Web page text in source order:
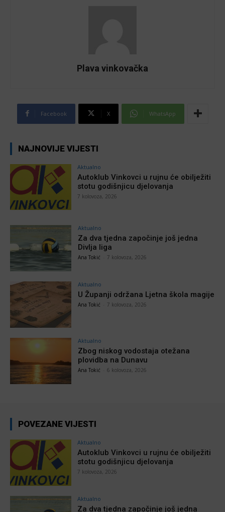
Plava vinkovačka
Facebook X WhatsApp
NAJNOVIJE VIJESTI
Aktualno
Autoklub Vinkovci u rujnu će obilježiti
stotu godišnjicu djelovanja
7 kolovoza, 2026
Aktualno
Za dva tjedna započinje još jedna
Divlja liga
Ana Tokić 7 kolovoza, 2026
Aktualno
U Županji održana Ljetna škola magije
Ana Tokić 7 kolovoza, 2026
Aktualno
Zbog niskog vodostaja otežana
plovidba na Dunavu
Ana Tokić 6 kolovoza, 2026
POVEZANE VIJESTI
Aktualno
Autoklub Vinkovci u rujnu će obilježiti
stotu godišnjicu djelovanja
7 kolovoza, 2026
Aktualno
Za dva tjedna započinje još jedna